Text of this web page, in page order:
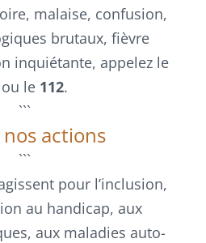
malaise, confusion,
brutaux, fièvre
inquiétante, appelez le
ou le 112.
```
actions
```
pour l’inclusion,
au handicap, aux
aux maladies auto-